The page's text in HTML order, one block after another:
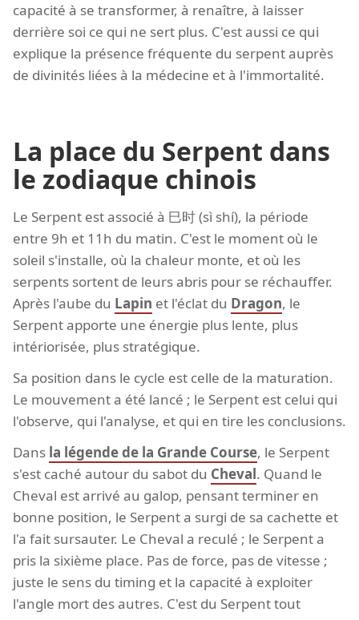
capacité à se transformer, à renaître, à laisser
derrière soi ce qui ne sert plus. C'est aussi ce qui
explique la présence fréquente du serpent auprès
de divinités liées à la médecine et à l'immortalité.
La place du Serpent dans
le zodiaque chinois
Le Serpent est associé à 巳时 (sì shí), la période
entre 9h et 11h du matin. C'est le moment où le
soleil s'installe, où la chaleur monte, et où les
serpents sortent de leurs abris pour se réchauffer.
Après l'aube du Lapin et l'éclat du Dragon, le
Serpent apporte une énergie plus lente, plus
intériorisée, plus stratégique.
Sa position dans le cycle est celle de la maturation.
Le mouvement a été lancé ; le Serpent est celui qui
l'observe, qui l'analyse, et qui en tire les conclusions.
Dans la légende de la Grande Course, le Serpent
s'est caché autour du sabot du Cheval. Quand le
Cheval est arrivé au galop, pensant terminer en
bonne position, le Serpent a surgi de sa cachette et
l'a fait sursauter. Le Cheval a reculé ; le Serpent a
pris la sixième place. Pas de force, pas de vitesse ;
juste le sens du timing et la capacité à exploiter
l'angle mort des autres. C'est du Serpent tout